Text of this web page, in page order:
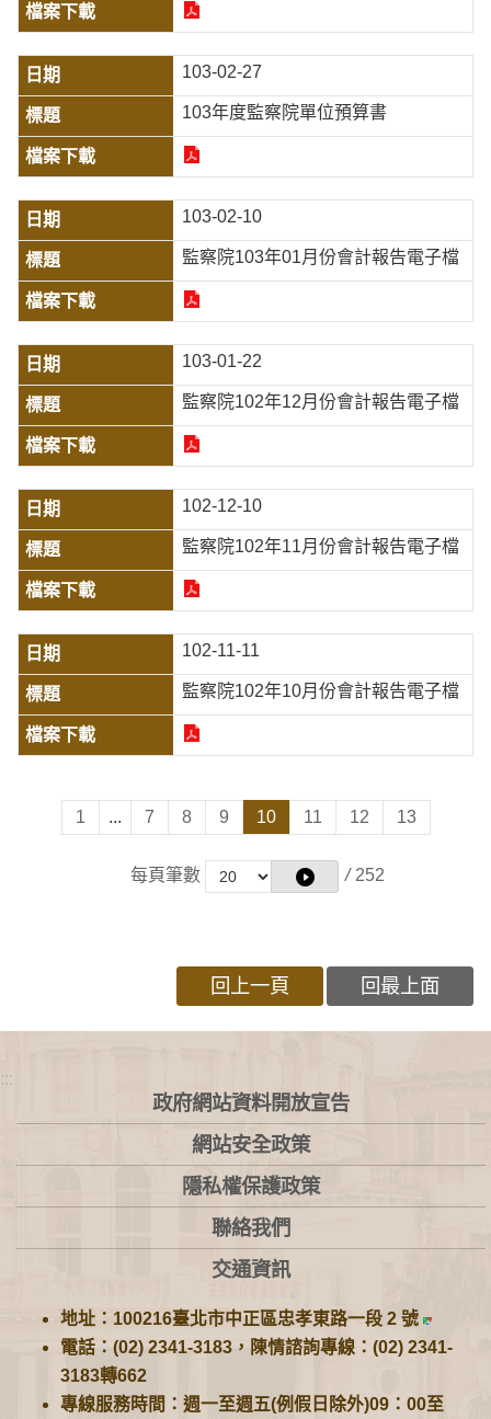
103-02-27
103年度監察院單位預算書
103-02-10
監察院103年01月份會計報告電子檔
103-01-22
監察院102年12月份會計報告電子檔
102-12-10
監察院102年11月份會計報告電子檔
102-11-11
監察院102年10月份會計報告電子檔
1 ... 7 8 9 10 11 12 13
每頁筆數 / 252
回上一頁 回最上面
:::
政府網站資料開放宣告
網站安全政策
隱私權保護政策
聯絡我們
交通資訊
地址：100216臺北市中正區忠孝東路一段 2 號
電話：(02) 2341-3183，陳情諮詢專線：(02) 2341-
3183轉662
專線服務時間：週一至週五(例假日除外)09：00至